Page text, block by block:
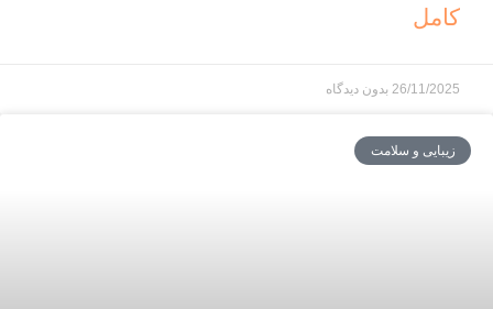
کامل
26/11/2025 بدون دیدگاه
زیبایی و سلامت